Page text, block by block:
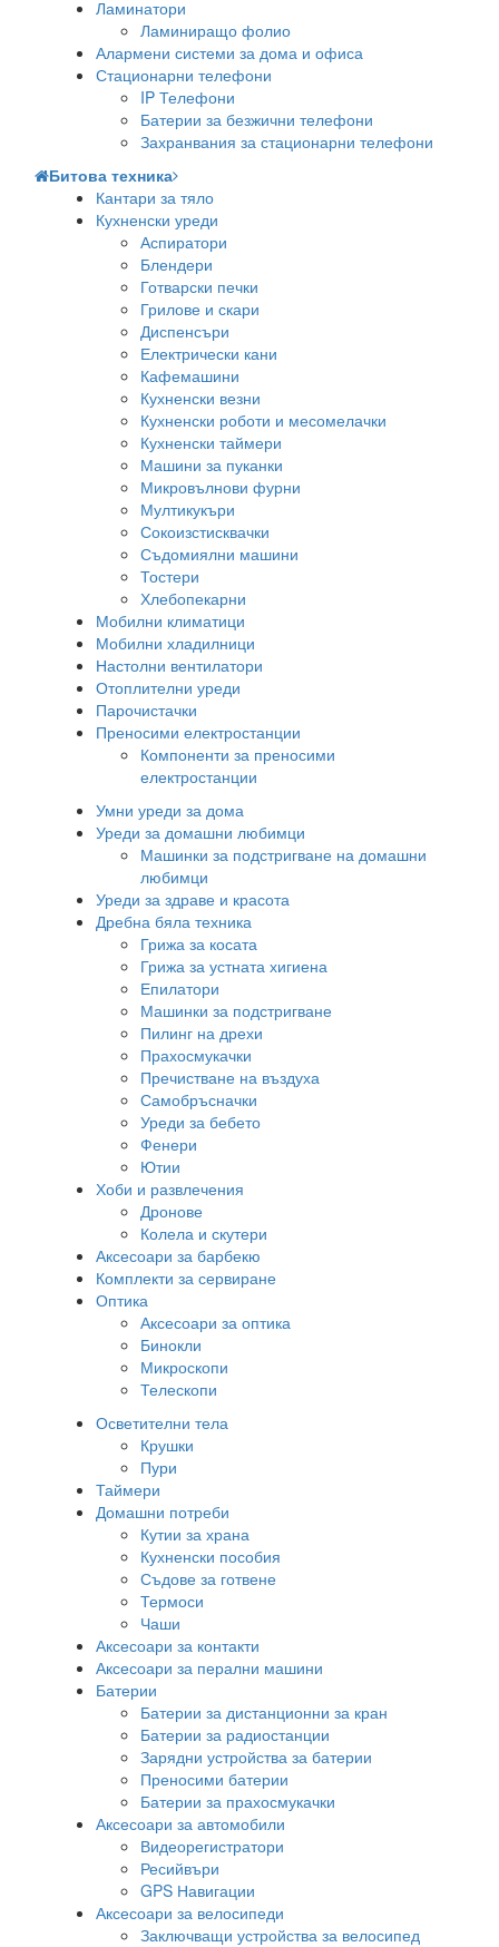
Ламинатори
Ламиниращо фолио
Алармени системи за дома и офиса
Стационарни телефони
IP Телефони
Батерии за безжични телефони
Захранвания за стационарни телефони
Битова техника
Кантари за тяло
Кухненски уреди
Аспиратори
Блендери
Готварски печки
Грилове и скари
Диспенсъри
Електрически кани
Кафемашини
Кухненски везни
Кухненски роботи и месомелачки
Кухненски таймери
Машини за пуканки
Микровълнови фурни
Мултикукъри
Сокоизстисквачки
Съдомиялни машини
Тостери
Хлебопекарни
Мобилни климатици
Мобилни хладилници
Настолни вентилатори
Отоплителни уреди
Парочистачки
Преносими електростанции
Компоненти за преносими
електростанции
Умни уреди за дома
Уреди за домашни любимци
Машинки за подстригване на домашни
любимци
Уреди за здраве и красота
Дребна бяла техника
Грижа за косата
Грижа за устната хигиена
Епилатори
Машинки за подстригване
Пилинг на дрехи
Прахосмукачки
Пречистване на въздуха
Самобръсначки
Уреди за бебето
Фенери
Ютии
Хоби и развлечения
Дронове
Колела и скутери
Аксесоари за барбекю
Комплекти за сервиране
Оптика
Аксесоари за оптика
Бинокли
Микроскопи
Телескопи
Осветителни тела
Крушки
Пури
Таймери
Домашни потреби
Кутии за храна
Кухненски пособия
Съдове за готвене
Термоси
Чаши
Аксесоари за контакти
Аксесоари за перални машини
Батерии
Батерии за дистанционни за кран
Батерии за радиостанции
Зарядни устройства за батерии
Преносими батерии
Батерии за прахосмукачки
Аксесоари за автомобили
Видеорегистратори
Ресийвъри
GPS Навигации
Аксесоари за велосипеди
Заключващи устройства за велосипед